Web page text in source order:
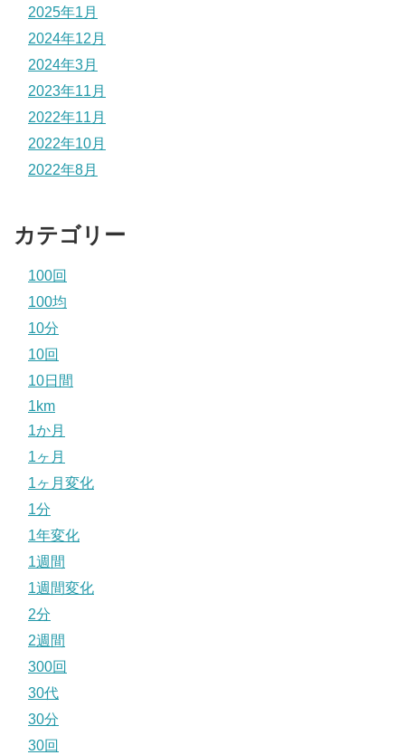
2025年1月
2024年12月
2024年3月
2023年11月
2022年11月
2022年10月
2022年8月
カテゴリー
100回
100均
10分
10回
10日間
1km
1か月
1ヶ月
1ヶ月変化
1分
1年変化
1週間
1週間変化
2分
2週間
300回
30代
30分
30回